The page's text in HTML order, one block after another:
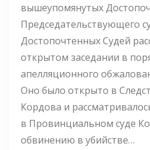
вышеупомянутых
Председательствующего
Достопочтенных Судей
открытом заседании в
апелляционного
Оно было открыто в
Кордова и
в Провинциальном суде
обвинению в убийстве…